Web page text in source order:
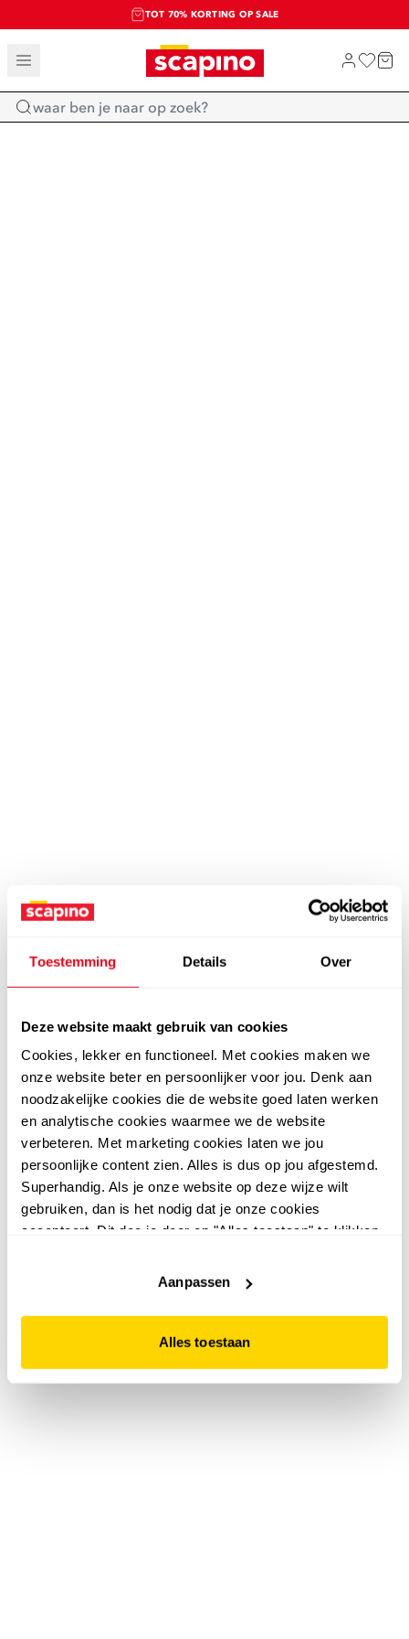
Toestemming Details Over
Deze website maakt gebruik van cookies
Cookies, lekker en functioneel. Met cookies maken we
onze website beter en persoonlijker voor jou. Denk aan
noodzakelijke cookies die de website goed laten werken
en analytische cookies waarmee we de website
verbeteren. Met marketing cookies laten we jou
persoonlijke content zien. Alles is dus op jou afgestemd.
Superhandig. Als je onze website op deze wijze wilt
gebruiken, dan is het nodig dat je onze cookies
accepteert. Dit doe je door op "Alles toestaan" te klikken.
website niet optimaal functioneert.
Aanpassen
Alles toestaan
TOT 70% KORTING OP SALE
SALE: LAATSTE KANS!
SHOP NIEUW
Home